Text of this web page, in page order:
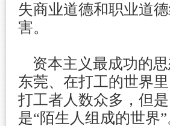
失商业道德和职业道
害。
资本主义最成功的
东莞、在打工的世界
打工者人数众多，但
是“陌生人组成的世界